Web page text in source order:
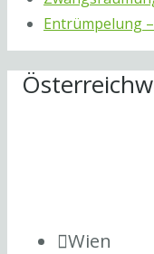
Entrümpelung
Wien